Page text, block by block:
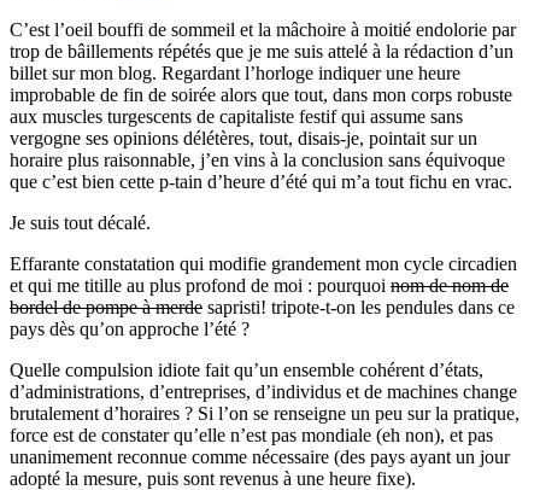
C’est l’oeil bouffi de sommeil et la mâchoire à moitié endolorie par
trop de bâillements répétés que je me suis attelé à la rédaction d’un
billet sur mon blog. Regardant l’horloge indiquer une heure
improbable de fin de soirée alors que tout, dans mon corps robuste
aux muscles turgescents de capitaliste festif qui assume sans
vergogne ses opinions délétères, tout, disais-je, pointait sur un
horaire plus raisonnable, j’en vins à la conclusion sans équivoque
que c’est bien cette p-tain d’heure d’été qui m’a tout fichu en vrac.
Je suis tout décalé.
Effarante constatation qui modifie grandement mon cycle circadien
et qui me titille au plus profond de moi : pourquoi nom de nom de
bordel de pompe à merde sapristi! tripote-t-on les pendules dans ce
pays dès qu’on approche l’été ?
Quelle compulsion idiote fait qu’un ensemble cohérent d’états,
d’administrations, d’entreprises, d’individus et de machines change
brutalement d’horaires ? Si l’on se renseigne un peu sur la pratique,
force est de constater qu’elle n’est pas mondiale (eh non), et pas
unanimement reconnue comme nécessaire (des pays ayant un jour
adopté la mesure, puis sont revenus à une heure fixe).